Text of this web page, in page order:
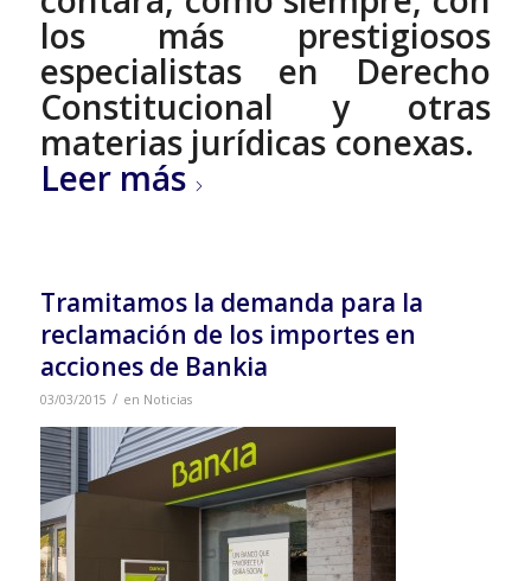
los más prestigiosos
especialistas en Derecho
Constitucional y otras
materias jurídicas conexas.
Leer más
Tramitamos la demanda para la
reclamación de los importes en
acciones de Bankia
03/03/2015 / en Noticias